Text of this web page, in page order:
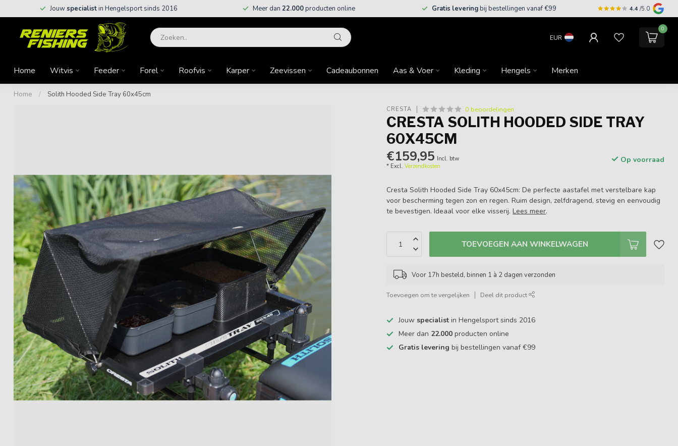
Jouwspecialistin Hengelsport sinds 2016 Meer dan 22.000producten online Gratis leveringbij bestellingen vanaf €99 4.4 /5.0
EUR
0
Home Witvis Feeder Forel Roofvis Karper Zeevissen Cadeaubonnen Aas & Voer Kleding Hengels Merken
Home / Solith Hooded Side Tray 60x45cm
CRESTA 0 beoordelingen
CRESTA SOLITH HOODED SIDE TRAY
60X45CM
€159,95 Incl. btw
* Excl.Verzendkosten
Op voorraad
Cresta Solith Hooded Side Tray 60x45cm: De perfecte aastafel met verstelbare kap
voor bescherming tegen zon en regen. Ruim design, zelfdragend, stevig en eenvoudig
te bevestigen. Ideaal voor elke visserij.Lees meer.
TOEVOEGEN AAN WINKELWAGEN
Voor 17h besteld, binnen 1 à 2 dagen verzonden
Toevoegen om te vergelijken Deel dit product
Jouw specialist in Hengelsport sinds 2016
Meer dan 22.000 producten online
Gratis levering bij bestellingen vanaf €99